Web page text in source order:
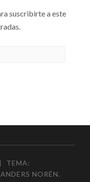
suscribirte a este
|
TEMA:
ANDERS NORÉN.